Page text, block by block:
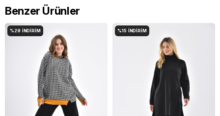
Benzer Ürünler
%29 İNDIRIM %15 İNDIRIM